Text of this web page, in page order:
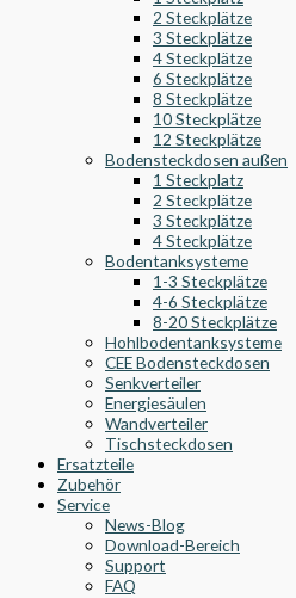
2 Steckplätze
3 Steckplätze
4 Steckplätze
6 Steckplätze
8 Steckplätze
10 Steckplätze
12 Steckplätze
Bodensteckdosen außen
1 Steckplatz
2 Steckplätze
3 Steckplätze
4 Steckplätze
Bodentanksysteme
1-3 Steckplätze
4-6 Steckplätze
8-20 Steckplätze
Hohlbodentanksysteme
CEE Bodensteckdosen
Senkverteiler
Energiesäulen
Wandverteiler
Tischsteckdosen
Ersatzteile
Zubehör
Service
News-Blog
Download-Bereich
Support
FAQ